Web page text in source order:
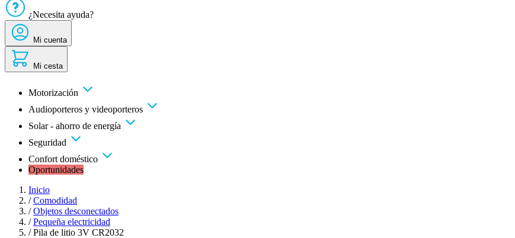
Solar
ahorro
de
Seguridad
doméstico
¿Necesita ayuda?
Mi cuenta
Mi cesta
Motorización
Audioporteros y videoporteros
Solar - ahorro de energía
Seguridad
Confort doméstico
Oportunidades
Inicio
/ Comodidad
/ Objetos desconectados
/ Pequeña electricidad
/ Pila de litio 3V CR2032